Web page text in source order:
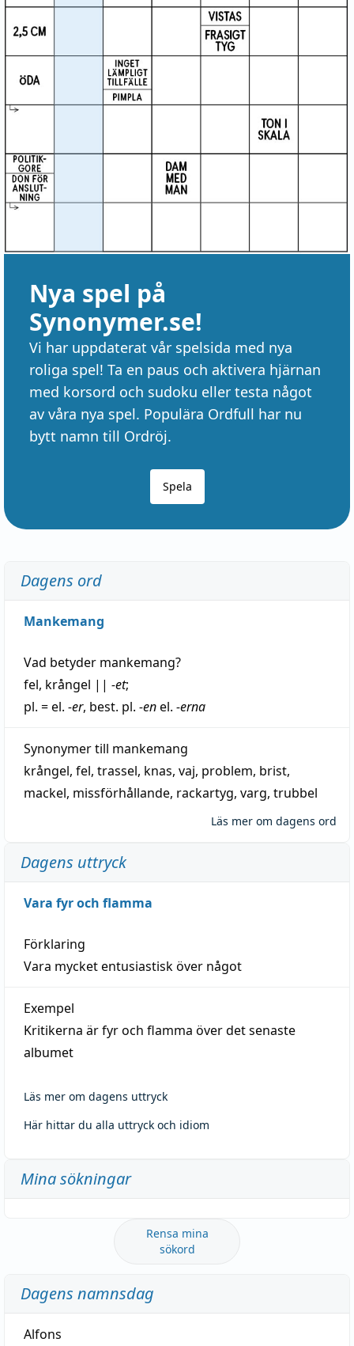
Nya spel på
Synonymer.se!
Vi har uppdaterat vår spelsida med nya
roliga spel! Ta en paus och aktivera hjärnan
med korsord och sudoku eller testa något
av våra nya spel. Populära Ordfull har nu
bytt namn till Ordröj.
Spela
Dagens ord
Mankemang
Vad betyder mankemang?
fel, krångel || -et;
pl. = el. -er, best. pl. -enel. -erna
Synonymer till mankemang
krångel, fel, trassel, knas, vaj, problem, brist,
mackel, missförhållande, rackartyg, varg, trubbel
Läs mer om dagens ord
Dagens uttryck
Vara fyr och flamma
Förklaring
Vara mycket entusiastisk över något
Exempel
Kritikerna är fyr och flamma över det senaste
albumet
Läs mer om dagens uttryck
Här hittar du alla uttryck och idiom
Mina sökningar
Rensa mina
sökord
Dagens namnsdag
Alfons